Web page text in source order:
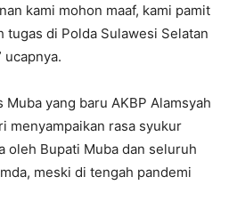
kami mohon maaf, kami pamit
tugas di Polda Sulawesi Selatan
ucapnya.
yang baru AKBP Alamsyah
menyampaikan rasa syukur
oleh Bupati Muba dan seluruh
meski di tengah pandemi